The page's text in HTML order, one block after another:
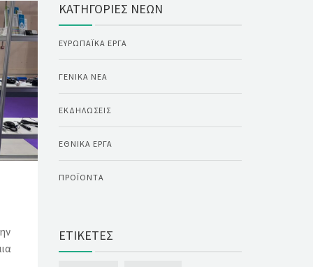
ΚΑΤΗΓΟΡΊΕΣ ΝΈΩΝ
ΕΥΡΩΠΑΪΚΆ ΈΡΓΑ
ΓΕΝΙΚΆ ΝΈΑ
ΕΚΔΗΛΏΣΕΙΣ
ΕΘΝΙΚΆ ΈΡΓΑ
ΠΡΟΪΌΝΤΑ
ΕΤΙΚΈΤΕΣ